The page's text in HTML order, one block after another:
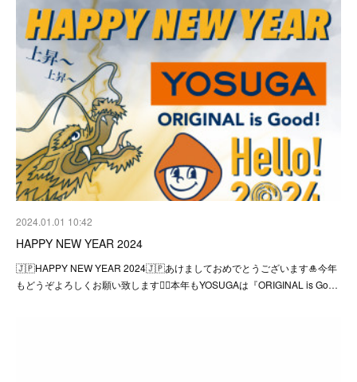
2024.01.01 10:42
HAPPY NEW YEAR 2024
🇯🇵HAPPY NEW YEAR 2024🇯🇵あけましておめでとうございます🎍今年
もどうぞよろしくお願い致します🙇‍♂️本年もYOSUGAは『ORIGINAL is Go…